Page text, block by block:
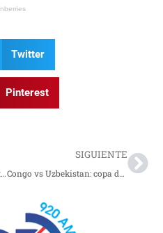
Twitter
Pinterest
Luka Modric y Su último partido de fase de grupos de un mundial
SIGUIENTE
Congo vs Uzbekistan: copa del mundo 2026